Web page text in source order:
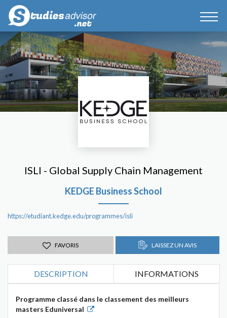
ISLI - Global Supply Chain Management
KEDGE Business School
https://etudiant.kedge.edu/programmes/isli
FAVORIS LAISSEZ UN AVIS
DESCRIPTION INFORMATIONS
Programme classé dans le classement des meilleurs
masters Eduniversal